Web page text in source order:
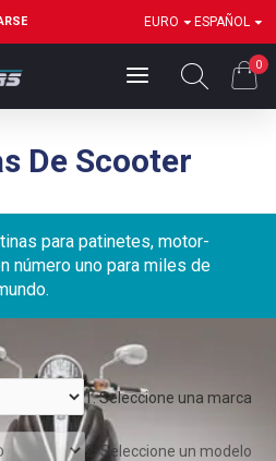
EURO ESPAÑOL
0
De Scooter
para patinetes, motor-
número uno para miles de
1. Seleccione una marca
2. Seleccione un modelo